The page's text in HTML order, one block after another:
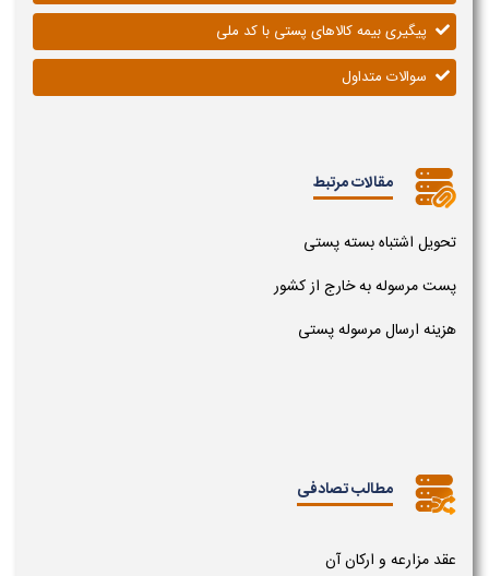
پیگیری بیمه کالاهای پستی با کد ملی
سوالات متداول
مقالات مرتبط
تحویل اشتباه بسته پستی
پست مرسوله به خارج از کشور
هزینه ارسال مرسوله پستی
مطالب تصادفی
عقد مزارعه و ارکان آن